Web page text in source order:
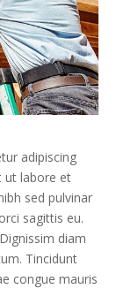
adipiscing
ut labore et
sed pulvinar
sagittis eu.
diam
Tincidunt
congue mauris